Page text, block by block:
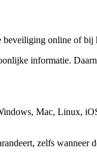
online of
informatie.
Mac, Linux,
zelfs